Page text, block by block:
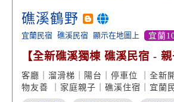
礁溪鶴野
宜蘭民宿 礁溪民宿 顯示在地圖上 宜蘭
【全新礁溪獨棟 礁溪民宿 -
美景】
客廳｜溜滑梯｜陽台｜停車位 ｜全新
物友善 ｜家庭親子｜礁溪住宿｜宜蘭